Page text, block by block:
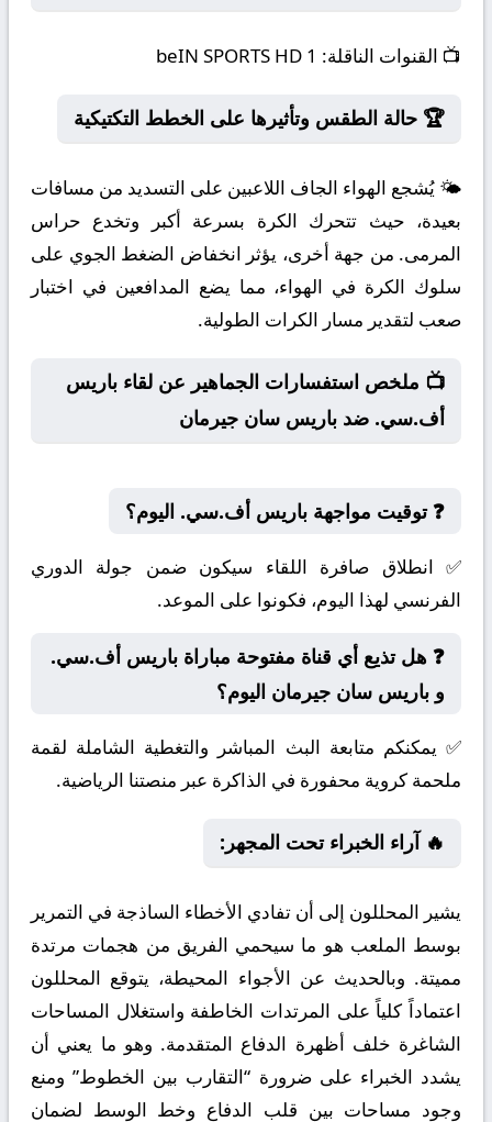
📺 القنوات الناقلة:
🏆 حالة الطقس وتأثيرها على الخطط التكتيكية
🌤️ يُشجع الهواء الجاف اللاعبين على التسديد من مسافات
بعيدة، حيث تتحرك الكرة بسرعة أكبر وتخدع حراس
المرمى. من جهة أخرى، يؤثر انخفاض الضغط الجوي على
سلوك الكرة في الهواء، مما يضع المدافعين في اختبار
صعب لتقدير مسار الكرات الطولية.
📺 ملخص استفسارات الجماهير عن لقاء باريس
أف.سي. ضد باريس سان جيرمان
❓ توقيت مواجهة باريس أف.سي. اليوم؟
✅ انطلاق صافرة اللقاء سيكون ضمن جولة الدوري
الفرنسي لهذا اليوم، فكونوا على الموعد.
❓ هل تذيع أي قناة مفتوحة مباراة باريس أف.سي.
و باريس سان جيرمان اليوم؟
✅ يمكنكم متابعة البث المباشر والتغطية الشاملة لقمة
ملحمة كروية محفورة في الذاكرة عبر منصتنا الرياضية.
🔥 آراء الخبراء تحت المجهر:
يشير المحللون إلى أن تفادي الأخطاء الساذجة في التمرير
بوسط الملعب هو ما سيحمي الفريق من هجمات مرتدة
مميتة. وبالحديث عن الأجواء المحيطة، يتوقع المحللون
اعتماداً كلياً على المرتدات الخاطفة واستغلال المساحات
الشاغرة خلف أظهرة الدفاع المتقدمة. وهو ما يعني أن
يشدد الخبراء على ضرورة “التقارب بين الخطوط” ومنع
وجود مساحات بين قلب الدفاع وخط الوسط لضمان